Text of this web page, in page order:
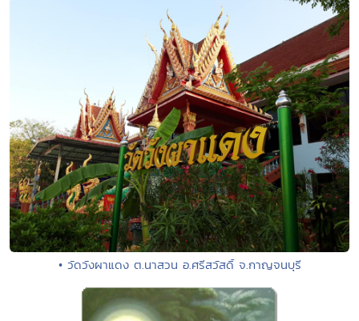
• วัดวังผาแดง ต.นาสวน อ.ศรีสวัสดิ์ จ.กาญจนบุรี